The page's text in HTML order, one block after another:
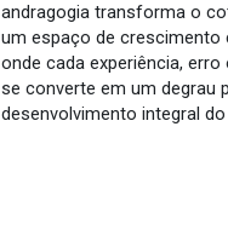
andragogia transforma o
um espaço de crescimento
onde cada experiência,
se converte em um degrau
desenvolvimento integral do